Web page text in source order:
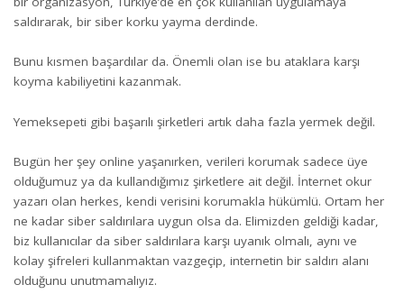
saldırarak, bir siber korku yayma derdinde.
Bunu kısmen başardılar da. Önemli olan ise bu ataklara karşı
koyma kabiliyetini kazanmak.
Yemeksepeti gibi başarılı şirketleri artık daha fazla yermek değil.
Bugün her şey online yaşanırken, verileri korumak sadece üye
olduğumuz ya da kullandığımız şirketlere ait değil. İnternet okur
yazarı olan herkes, kendi verisini korumakla hükümlü. Ortam her
ne kadar siber saldırılara uygun olsa da. Elimizden geldiği kadar,
biz kullanıcılar da siber saldırılara karşı uyanık olmalı, aynı ve
kolay şifreleri kullanmaktan vazgeçip, internetin bir saldırı alanı
olduğunu unutmamalıyız.